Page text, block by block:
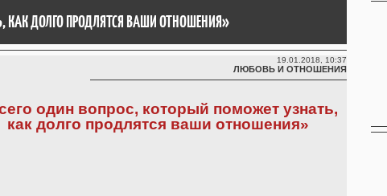
КАК ДОЛГО ПРОДЛЯТСЯ ВАШИ ОТНОШЕНИЯ»
19.01.2018, 10:37
ЛЮБОВЬ И ОТНОШЕНИЯ
один вопрос, который поможет узнать,
как долго продлятся ваши отношения»